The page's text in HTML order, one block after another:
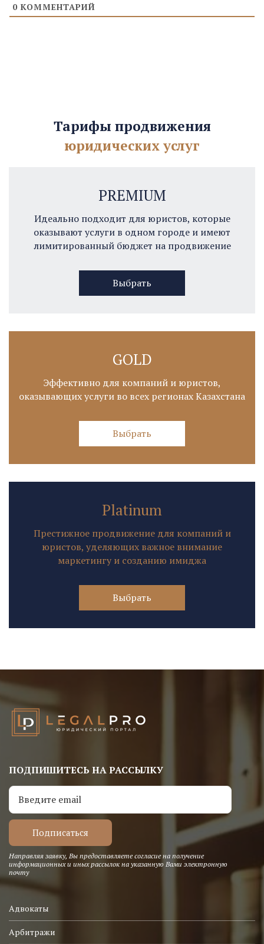
0 КОММЕНТАРИЙ
Тарифы продвижения
юридических услуг
PREMIUM
Идеально подходит для юристов, которые
оказывают услуги в одном городе и имеют
лимитированный бюджет на продвижение
Выбрать
GOLD
Эффективно для компаний и юристов,
оказывающих услуги во всех регионах Казахстана
Выбрать
Platinum
Престижное продвижение для компаний и
юристов, уделяющих важное внимание
маркетингу и созданию имиджа
Выбрать
ПОДПИШИТЕСЬ НА РАССЫЛКУ
Направляя заявку, Вы предоставляете согласие на получение
информационных и иных рассылок на указанную Вами электронную
почту
Адвокаты
Арбитражи